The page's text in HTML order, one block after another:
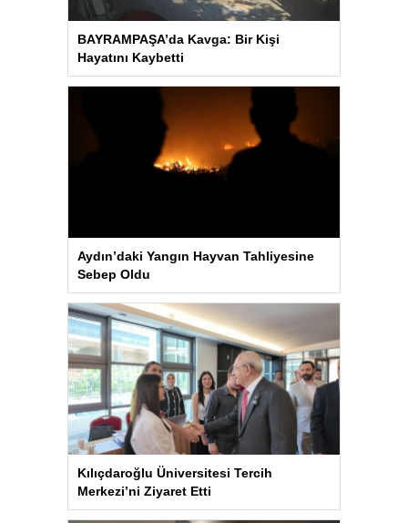
BAYRAMPAŞA’da Kavga: Bir Kişi
Hayatını Kaybetti
Aydın’daki Yangın Hayvan Tahliyesine
Sebep Oldu
Kılıçdaroğlu Üniversitesi Tercih
Merkezi’ni Ziyaret Etti